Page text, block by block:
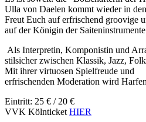
Ulla von Daelen kommt wieder in
Freut Euch auf erfrischend groovige
auf der Königin der
Als Interpretin, Komponistin und
stilsicher zwischen Klassik, Jazz,
Mit ihrer virtuosen Spielfreude und
erfrischenden Moderation wird
Eintritt: 25 € / 20 €
VVK Kölnticket HIER